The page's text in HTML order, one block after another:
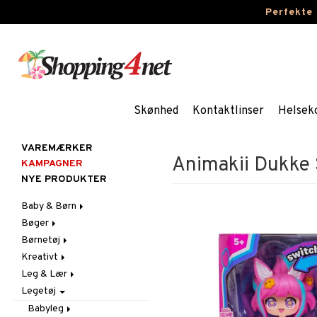
Perfekte
Skønhed Kontaktlinser
Animakii
VAREMÆRKER
KAMPAGNER
NYE PRODUKTER
Baby & Børn
Aktivitet
Babygym
Bid & Rangler
Skråstole
Sutteklude
Uroer
Badekåber & Håndklæder
Barnevogn-tilbehør
Fest
Tilbehør
Udklædning
Gravid/Mor
Graviditet & amning
Indretning
Bøger
Dagbøger
Kreative bøger
Malebøger
Børnetøj
Accessories
Kasketter & Solhatte
Badetøj & UV-tøj
Kjoler
Nattøj
Kreativt
Klistermærker
Kreativt materiale
Kreativt Sæt
Leg & Lær
Eksperimenter
Indlæringsspil
Legetøj
Babyleg